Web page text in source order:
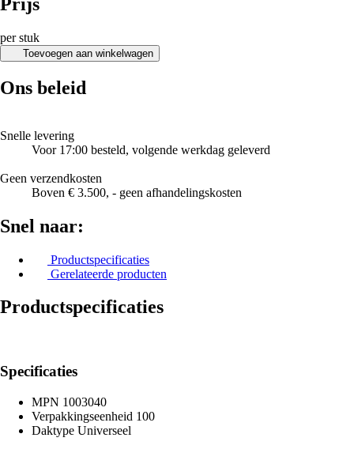
per stuk
Toevoegen aan winkelwagen
Ons beleid
Snelle levering
Voor 17:00 besteld, volgende werkdag geleverd
Geen verzendkosten
Boven € 3.500, - geen afhandelingskosten
Snel naar:
Productspecificaties
Gerelateerde producten
Productspecificaties
Specificaties
MPN 1003040
Verpakkingseenheid 100
Daktype Universeel